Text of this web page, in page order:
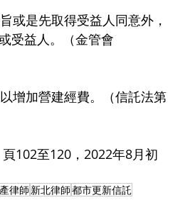
或是先取得受益人同意外，
受益人。（金管會
增加營建經費。（信託法第
102至120，2022年8月初
律師 新北律師都市更新信託